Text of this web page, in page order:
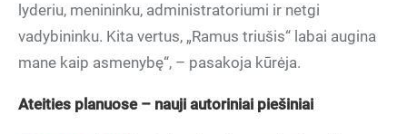
lyderiu, menininku, administratoriumi ir netgi
vadybininku. Kita vertus, „Ramus triušis“ labai augina
mane kaip asmenybę“, – pasakoja kūrėja.
Ateities planuose – nauji autoriniai piešiniai